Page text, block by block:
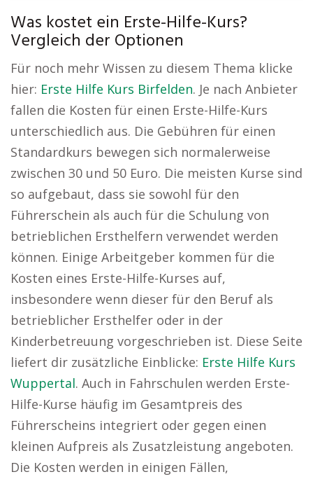
Was kostet ein Erste-Hilfe-Kurs?
Vergleich der Optionen
Für noch mehr Wissen zu diesem Thema klicke
hier: Erste Hilfe Kurs Birfelden. Je nach Anbieter
fallen die Kosten für einen Erste-Hilfe-Kurs
unterschiedlich aus. Die Gebühren für einen
Standardkurs bewegen sich normalerweise
zwischen 30 und 50 Euro. Die meisten Kurse sind
so aufgebaut, dass sie sowohl für den
Führerschein als auch für die Schulung von
betrieblichen Ersthelfern verwendet werden
können. Einige Arbeitgeber kommen für die
Kosten eines Erste-Hilfe-Kurses auf,
insbesondere wenn dieser für den Beruf als
betrieblicher Ersthelfer oder in der
Kinderbetreuung vorgeschrieben ist. Diese Seite
liefert dir zusätzliche Einblicke: Erste Hilfe Kurs
Wuppertal. Auch in Fahrschulen werden Erste-
Hilfe-Kurse häufig im Gesamtpreis des
Führerscheins integriert oder gegen einen
kleinen Aufpreis als Zusatzleistung angeboten.
Die Kosten werden in einigen Fällen,